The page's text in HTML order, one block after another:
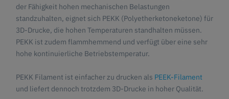
der Fähigkeit hohen mechanischen Belastungen
standzuhalten, eignet sich PEKK (Polyetherketoneketone) für
3D-Drucke, die hohen Temperaturen standhalten müssen.
PEKK ist zudem flammhemmend und verfügt über eine sehr
hohe kontinuierliche Betriebstemperatur.
PEKK Filament ist einfacher zu drucken als PEEK-Filament
und liefert dennoch trotzdem 3D-Drucke in hoher Qualität.